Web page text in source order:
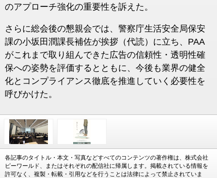
のアプローチ強化の重要性を訴えた。
さらに総会後の懇親会では、警察庁生活安全局保安
課の小坂田潤課長補佐が挨拶（代読）に立ち、PAA
がこれまで取り組んできた広告の信頼性・透明性確
保への姿勢を評価するとともに、今後も業界の健全
化とコンプライアンス徹底を推進していく必要性を
呼びかけた。
各記事のタイトル・本文・写真などすべてのコンテンツの著作権は、株式会社
ピーワールド、またはそれぞれの配信社に帰属します。掲載されている情報を
許可なく、複製・転載・引用などを行うことは法律によって禁止されていま